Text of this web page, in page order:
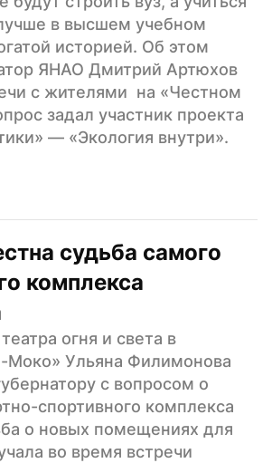
в высшем учебном
историей. Об этом
ЯНАО Дмитрий Артюхов
с жителями  на «Честном
задал участник проекта
— «Экология внутри».
судьба самого
комплекса
огня и света в
Моко» Ульяна Филимонова
с вопросом о
спортивного комплекса
о новых помещениях для
во время встречи